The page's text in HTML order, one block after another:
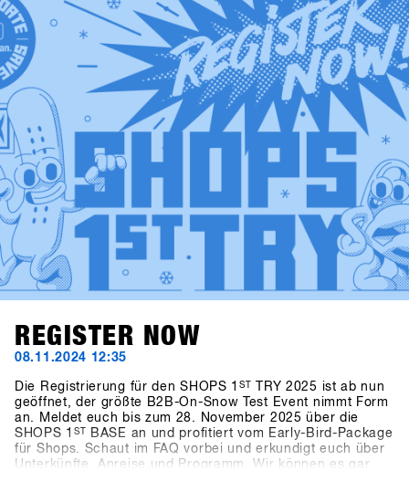
melde dich auf SHOPS 1st BASE an, und check die neuen
Produkte bereits vor dem SHOPS 1st TRY aus!
REGISTER NOW
08.11.2024 12:35
Die Registrierung für den SHOPS 1ST
TRY 2025 ist ab nun
geöffnet, der größte B2B-On-Snow Test Event nimmt Form
an. Meldet euch bis zum 28. November 2025 über die
SHOPS 1 ST
BASE an und profitiert vom Early-Bird-Package
für Shops. Schaut im FAQ vorbei und erkundigt euch über
Unterkünfte, Anreise und Programm. Wir können es gar